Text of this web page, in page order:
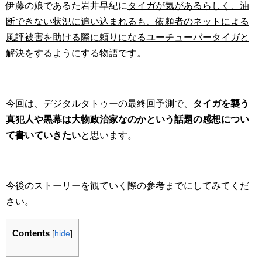
伊藤の娘であるた岩井早紀に タイガが気があるらしく、油
断できない状況に追い込まれるも、依頼者のネットによる
風評被害を助ける際に頼りになるユーチューバータイガと
解決をするようにする物語です。
今回は、デジタルタトゥーの最終回予測で、 タイガを襲う
真犯人や黒幕は大物政治家なのかという話題の感想につい
て書いていきたいと思います。
今後のストーリーを観ていく際の参考までにしてみてくだ
さい。
Contents [hide]